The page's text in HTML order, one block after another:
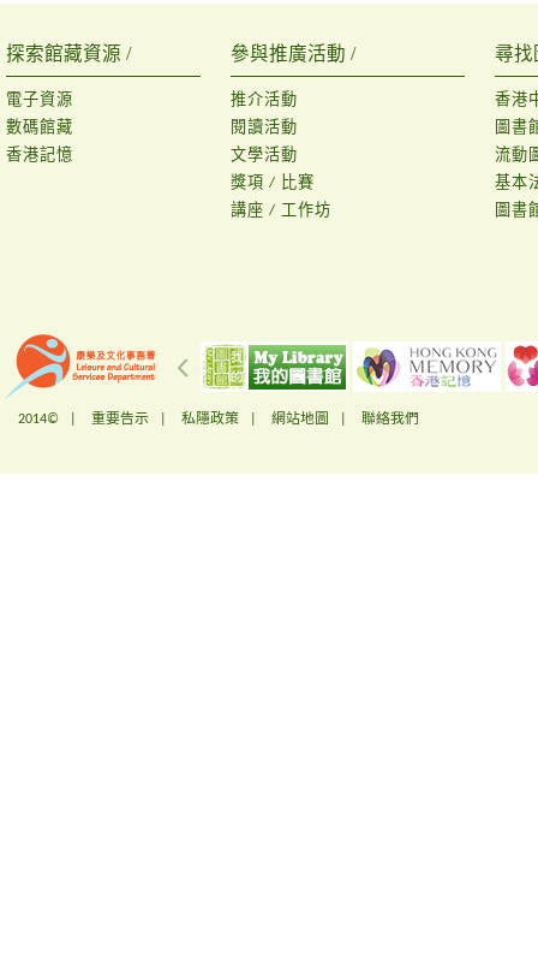
探索館藏資源 /
電子資源
數碼館藏
香港記憶
參與推廣活動 /
推介活動
閱讀活動
文學活動
獎項 / 比賽
講座 / 工作坊
尋找
香港
圖書
流動
基本
圖書
2014© | 重要告示 私隱政策 網站地圖 聯絡我們